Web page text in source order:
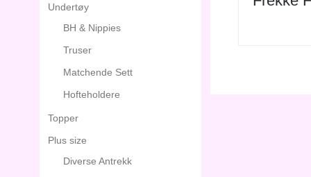
Undertøy
BH & Nippies
Truser
Matchende Sett
Hofteholdere
Topper
Plus size
Diverse Antrekk